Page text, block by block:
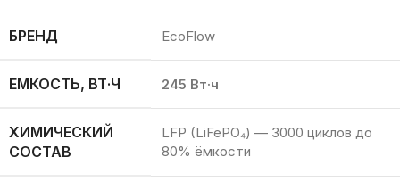
БРЕНД EcoFlow
ЕМКОСТЬ, ВТ·Ч 245 Вт·ч
ХИМИЧЕСКИЙ
СОСТАВ
LFP (LiFePO₄) — 3000 циклов до
80% ёмкости